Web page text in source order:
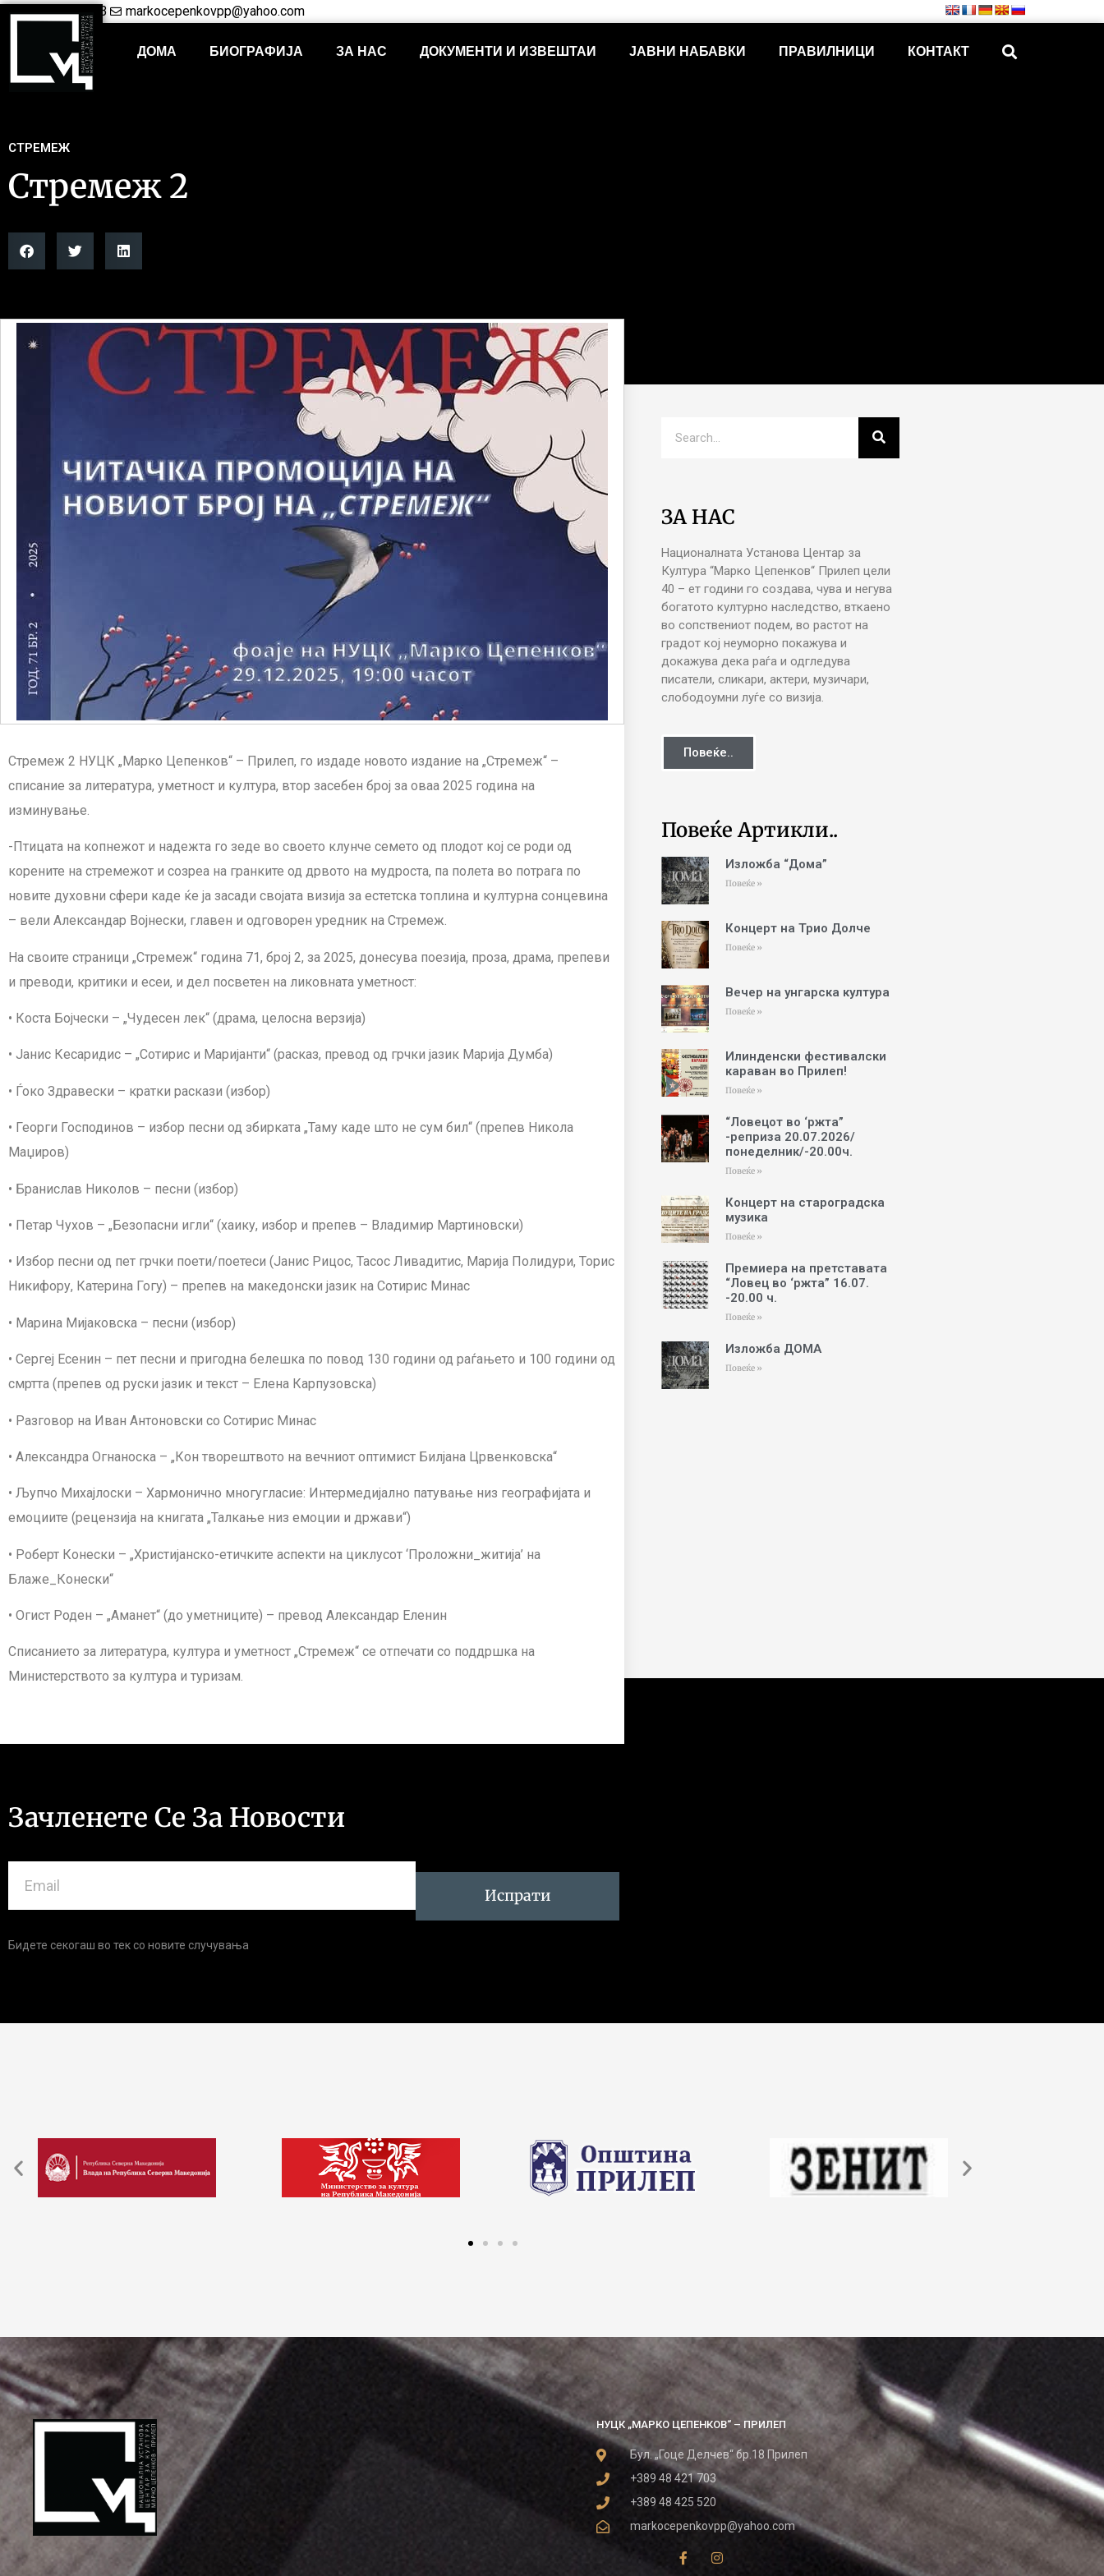
+38948421703 markocepenkovpp@yahoo.com
ДОМА БИОГРАФИЈА ЗА НАС ДОКУМЕНТИ И ИЗВЕШТАИ ЈАВНИ НАБАВКИ ПРАВИЛНИЦИ КОНТАКТ
СТРЕМЕЖ
Стремеж 2
Стремеж 2 НУЦК „Марко Цепенков“ – Прилеп, го издаде новото издание на „Стремеж“ –
списание за литература, уметност и култура, втор засебен број за оваа 2025 година на
изминување.
-Птицата на копнежот и надежта го зеде во своето клунче семето од плодот кој се роди од
корените на стремежот и созреа на гранките од дрвото на мудроста, па полета во потрага по
новите духовни сфери каде ќе ја засади својата визија за естетска топлина и културна сонцевина
– вели Александар Војнески, главен и одговорен уредник на Стремеж.
На своите страници „Стремеж“ година 71, број 2, за 2025, донесува поезија, проза, драма, препеви
и преводи, критики и есеи, и дел посветен на ликовната уметност:
• Коста Бојчески – „Чудесен лек“ (драма, целосна верзија)
• Јанис Кесаридис – „Сотирис и Маријанти“ (расказ, превод од грчки јазик Марија Думба)
• Ѓоко Здравески – кратки раскази (избор)
• Георги Господинов – избор песни од збирката „Таму каде што не сум бил“ (препев Никола
Маџиров)
• Бранислав Николов – песни (избор)
• Петар Чухов – „Безопасни игли“ (хаику, избор и препев – Владимир Мартиновски)
• Избор песни од пет грчки поети/поетеси (Јанис Рицос, Тасос Ливадитис, Марија Полидури, Торис
Никифору, Катерина Гогу) – препев на македонски јазик на Сотирис Минас
• Марина Мијаковска – песни (избор)
• Сергеј Есенин – пет песни и пригодна белешка по повод 130 години од раѓањето и 100 години од
смртта (препев од руски јазик и текст – Елена Карпузовска)
• Разговор на Иван Антоновски со Сотирис Минас
• Александра Огнаноска – „Кон творештвото на вечниот оптимист Билјана Црвенковска“
• Љупчо Михајлоски – Хармонично многугласие: Интермедијално патување низ географијата и
емоциите (рецензија на книгата „Талкање низ емоции и држави“)
• Роберт Конески – „Христијанско-етичките аспекти на циклусот ‘Проложни_житија’ на
Блаже_Конески“
• Огист Роден – „Аманет“ (до уметниците) – превод Александар Еленин
Списанието за литература, култура и уметност „Стремеж“ се отпечати со поддршка на
Министерството за култура и туризам.
ЗА НАС
Националната Установа Центар за
Култура “Марко Цепенков“ Прилеп цели
40 – ет години го создава, чува и негува
богатото културно наследство, вткаено
во сопствениот подем, во растот на
градот кој неуморно покажува и
докажува дека раѓа и одгледува
писатели, сликари, актери, музичари,
слободоумни луѓе со визија.
Повеќе..
Повеќе Артикли..
Изложба “Дома”
Повеќе »
Концерт на Трио Долче
Повеќе »
Вечер на унгарска култура
Повеќе »
Илинденски фестивалски
караван во Прилеп!
Повеќе »
“Ловецот во ‘ржта”
-реприза 20.07.2026/
понеделник/-20.00ч.
Повеќе »
Концерт на староградска
музика
Повеќе »
Премиера на претставата
“Ловец во ‘ржта” 16.07.
-20.00 ч.
Повеќе »
Изложба ДОМА
Повеќе »
Зачленете Се За Новости
Испрати
Бидете секогаш во тек со новите случувања
НУЦК „МАРКО ЦЕПЕНКОВ“ – ПРИЛЕП
Бул. „Гоце Делчев“ бр.18 Прилеп
+389 48 421 703
+389 48 425 520
markocepenkovpp@yahoo.com